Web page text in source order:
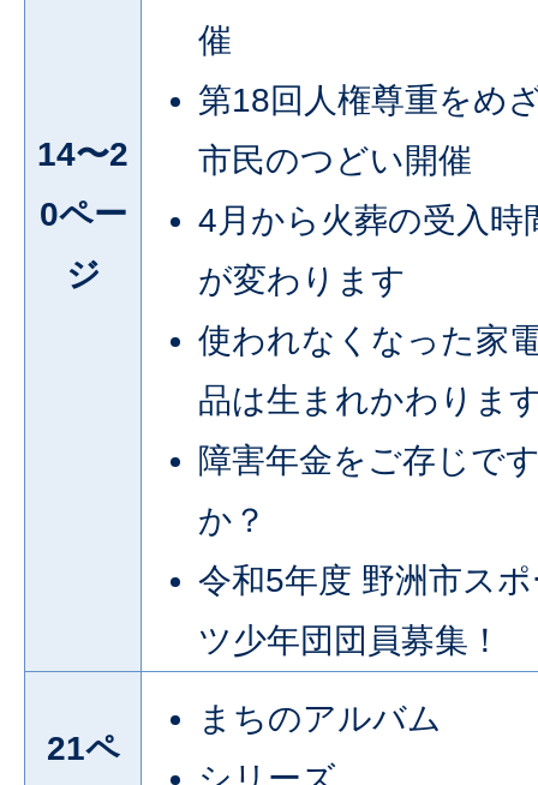
14〜2
0ペー
ジ
催
第18回人権尊重をめ
市民のつどい開催
4月から火葬の受入時
が変わります
使われなくなった家
品は生まれかわりま
障害年金をご存じで
か？
令和5年度 野洲市ス
ツ少年団団員募集！
21ペ
まちのアルバム